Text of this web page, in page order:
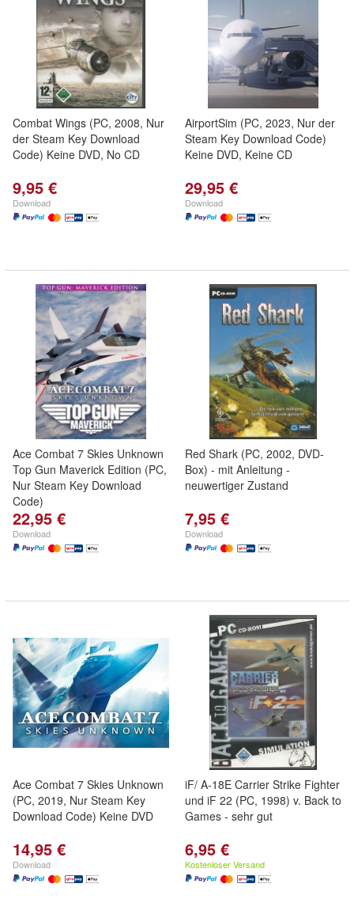
Combat Wings (PC, 2008, Nur
der Steam Key Download
Code) Keine DVD, No CD
9,95 €
Download
AirportSim (PC, 2023, Nur der
Steam Key Download Code)
Keine DVD, Keine CD
29,95 €
Download
Ace Combat 7 Skies Unknown
Top Gun Maverick Edition (PC,
Nur Steam Key Download
Code)
22,95 €
Download
Red Shark (PC, 2002, DVD-
Box) - mit Anleitung -
neuwertiger Zustand
7,95 €
Download
Ace Combat 7 Skies Unknown
(PC, 2019, Nur Steam Key
Download Code) Keine DVD
14,95 €
Download
iF/ A-18E Carrier Strike Fighter
und iF 22 (PC, 1998) v. Back to
Games - sehr gut
6,95 €
Kostenloser Versand